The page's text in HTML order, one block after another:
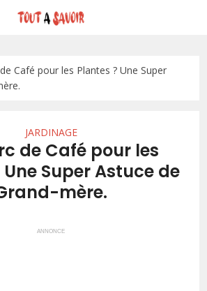
Café pour les Plantes ? Une Super
JARDINAGE
de Café pour les
Super Astuce de
mère.
ANNONCE